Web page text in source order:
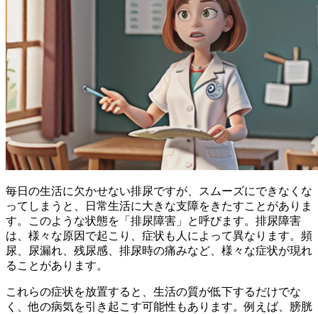
毎日の生活に欠かせない排尿ですが、
スムーズにできなくな
ってしまうと、日常生活に大きな支障をきたすことがありま
す。このような状態を「排尿障害」と呼びます。排尿障害
は、様々な原因で起こり、症状も人によって異なります。頻
尿、尿漏れ、残尿感、排尿時の痛みなど、様々な症状が現れ
ることがあります。
これらの症状を放置すると、生活の質が低下するだけでな
く、他の病気を引き起こす可能性 もあります。例えば、膀胱